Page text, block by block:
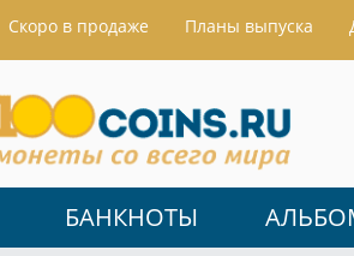
Скоро в продаже Планы выпуска
БАНКНОТЫ